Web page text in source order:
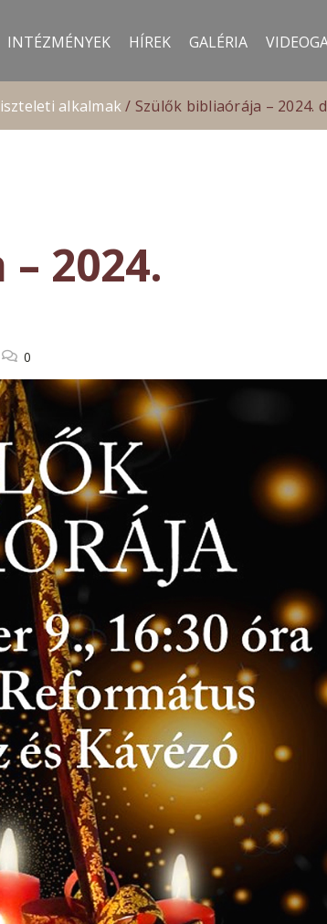
INTÉZMÉNYEK HÍREK GALÉRIA
alkalmak/ Szülők bibliaórája – 2024.
2024.
0